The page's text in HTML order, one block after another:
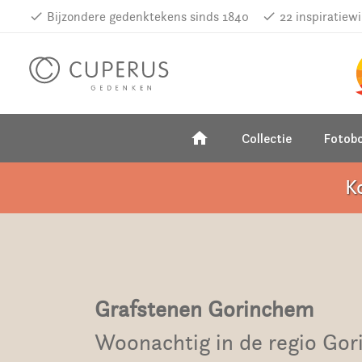
done Bijzondere gedenktekens sinds 1840 done 22
home Collectie
Grafstenen Gorinchem
Woonachtig in de regio